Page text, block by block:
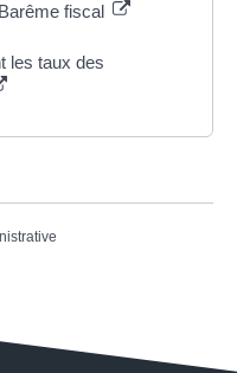
fiscal
les taux des